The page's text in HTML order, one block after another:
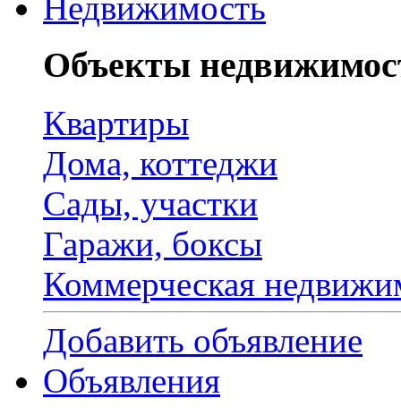
Объекты
Квартиры
Дома, коттеджи
Сады, участки
Гаражи, боксы
Коммерческая
Добавить объявление
Объявления